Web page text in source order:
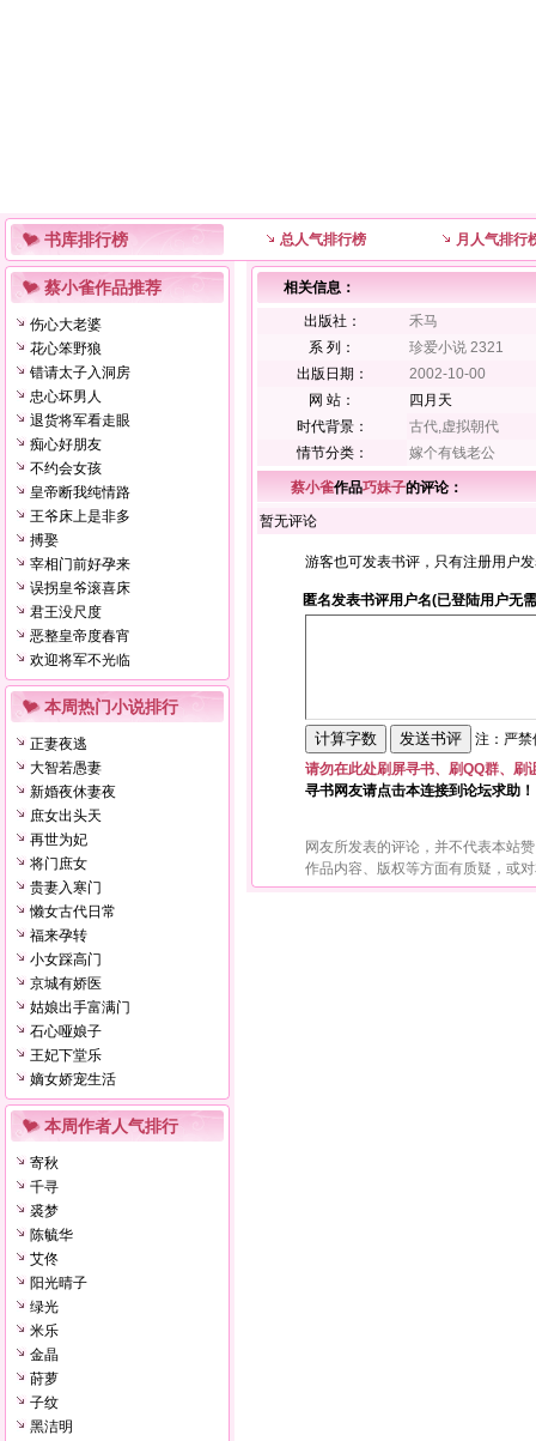
书库排行榜 总人气排行榜 月人气排行
蔡小雀作品推荐
伤心大老婆
花心笨野狼
错请太子入洞房
忠心坏男人
退货将军看走眼
痴心好朋友
不约会女孩
皇帝断我纯情路
王爷床上是非多
搏娶
宰相门前好孕来
误拐皇爷滚喜床
君王没尺度
恶整皇帝度春宵
欢迎将军不光临
本周热门小说排行
正妻夜逃
大智若愚妻
新婚夜休妻夜
庶女出头天
再世为妃
将门庶女
贵妻入寒门
懒女古代日常
福来孕转
小女踩高门
京城有娇医
姑娘出手富满门
石心哑娘子
王妃下堂乐
嫡女娇宠生活
本周作者人气排行
寄秋
千寻
裘梦
陈毓华
艾佟
阳光晴子
绿光
米乐
金晶
莳萝
子纹
黑洁明
相关信息：
出版社：
禾马
系 列：
珍爱小说 2321
出版日期：
2002-10-00
网 站：
四月天
时代背景：
古代,虚拟朝代
情节分类：
嫁个有钱老公
蔡小雀作品巧妹子的评论：
暂无评论
游客也可发表书评，只有注册用户
匿名发表书评用户名(已登陆用户无
注：严
请勿在此处刷屏寻书、刷QQ群、刷
寻书网友请点击本连接到论坛求助！
网友所发表的评论，并不代表本站
作品内容、版权等方面有质疑，或